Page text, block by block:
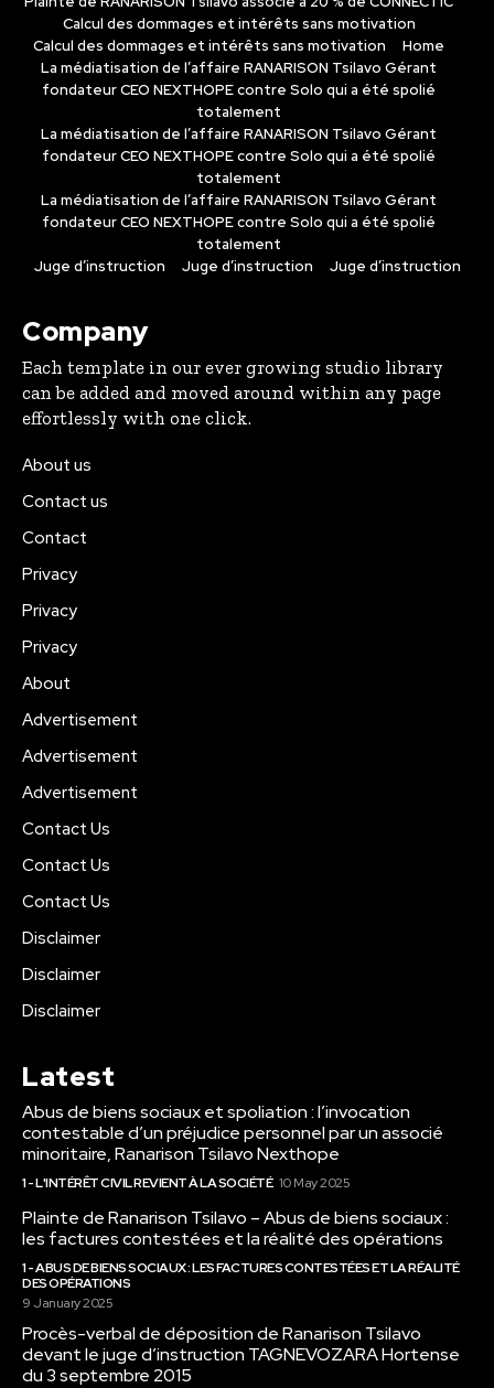
Calcul des dommages et intérêts sans motivation
Calcul des dommages et intérêts sans motivation
Home
La médiatisation de l’affaire RANARISON Tsilavo Gérant
fondateur CEO NEXTHOPE contre Solo qui a été spolié
totalement
La médiatisation de l’affaire RANARISON Tsilavo Gérant
fondateur CEO NEXTHOPE contre Solo qui a été spolié
totalement
La médiatisation de l’affaire RANARISON Tsilavo Gérant
fondateur CEO NEXTHOPE contre Solo qui a été spolié
totalement
Juge d’instruction
Juge d’instruction Juge d’instruction
Company
Each template in our ever growing studio library
can be added and moved around within any page
effortlessly with one click.
About us
Contact us
Contact
Privacy
Privacy
Privacy
About
Advertisement
Advertisement
Advertisement
Contact Us
Contact Us
Contact Us
Disclaimer
Disclaimer
Disclaimer
Latest
Abus de biens sociaux et spoliation : l’invocation
contestable d’un préjudice personnel par un associé
minoritaire, Ranarison Tsilavo Nexthope
1 - L'INTÉRÊT CIVIL REVIENT À LA SOCIÉTÉ 10 May 2025
Plainte de Ranarison Tsilavo – Abus de biens sociaux :
les factures contestées et la réalité des opérations
1 - ABUS DE BIENS SOCIAUX : LES FACTURES CONTESTÉES ET LA RÉALITÉ
DES OPÉRATIONS
9 January 2025
Procès-verbal de déposition de Ranarison Tsilavo
devant le juge d’instruction TAGNEVOZARA Hortense
du 3 septembre 2015